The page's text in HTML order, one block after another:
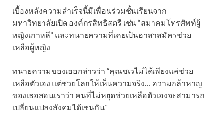
เบื้องหลังความสำเร็จนี้มีเพื่อนร่วมชั้นเรียนจาก
มหาวิทยาลัยเปิด องค์กรสิทธิสตรี เช่น “สมาคมโทรศัพท์ผู้
หญิงเกาหลี” และทนายความที่เคยเป็นอาสาสมัครช่วย
เหลือผู้หญิง
ทนายความของเธอกล่าวว่า “คุณชเวไม่ได้เพียงแค่ช่วย
เหลือตัวเอง แต่ช่วยโลกให้เห็นความจริง… ความกล้าหาญ
ของเธอสอนเราว่า คนที่ไม่หยุดช่วยเหลือตัวเองจะสามารถ
เปลี่ยนแปลงสังคมได้เช่นกัน”